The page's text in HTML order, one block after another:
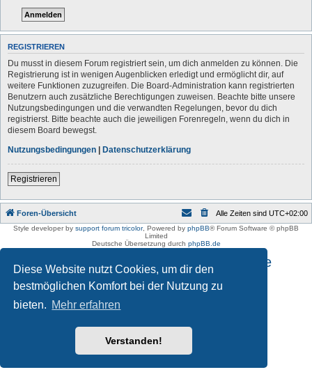
Diese Website nutzt Cookies, um dir den
bestmöglichen Komfort bei der Nutzung zu
bieten. Mehr erfahren
Verstanden!
REGISTRIEREN
Du musst in diesem Forum registriert sein, um dich anmelden zu können. Die
Registrierung ist in wenigen Augenblicken erledigt und ermöglicht dir, auf
weitere Funktionen zuzugreifen. Die Board-Administration kann registrierten
Benutzern auch zusätzliche Berechtigungen zuweisen. Beachte bitte unsere
Nutzungsbedingungen und die verwandten Regelungen, bevor du dich
registrierst. Bitte beachte auch die jeweiligen Forenregeln, wenn du dich in
diesem Board bewegst.
Nutzungsbedingungen | Datenschutzerklärung
Registrieren
Foren-Übersicht Alle Zeiten sind UTC+02:00
Style developer by support forum tricolor, Powered by phpBB® Forum Software © phpBB
Limited
Deutsche Übersetzung durch phpBB.de
Impressum und Datenschutzhinweise